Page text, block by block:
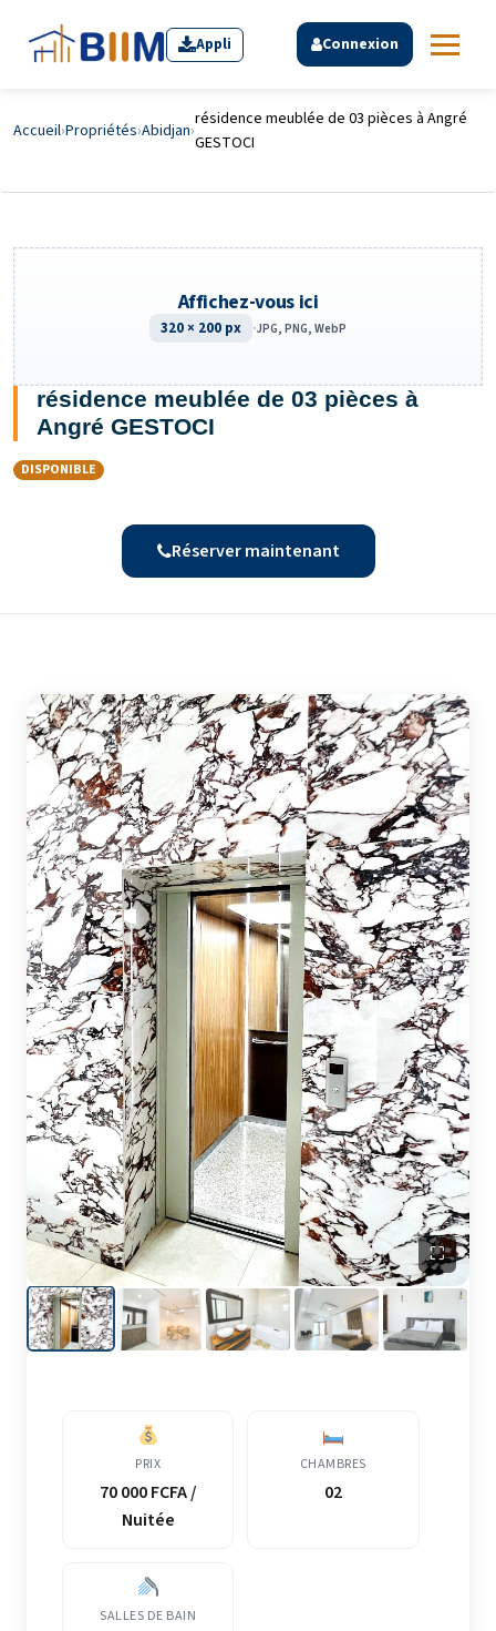
Appli Connexion
Accueil›Propriétés›Abidjan›
résidence meublée de 03 pièces à Angré
GESTOCI
résidence meublée de 03 pièces à
Angré GESTOCI
DISPONIBLE
Réserver maintenant
Affichez-vous ici
320 × 200 px ·JPG, PNG, WebP
⛶
PRIX
70 000 FCFA /
Nuitée
CHAMBRES
02
SALLES DE BAIN